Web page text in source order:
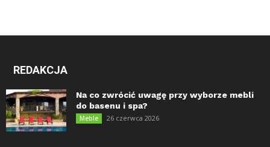
REDAKCJA
Na co zwrócić uwagę przy wyborze mebli
do basenu i spa?
Meble 26 czerwca 2026